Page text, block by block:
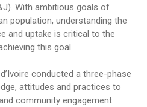
With ambitious goals of
population, understanding the
and uptake is critical to the
this goal.
conducted a three-phase
attitudes and practices to
community engagement.